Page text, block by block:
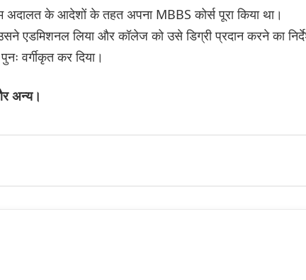
अदालत के आदेशों के तहत अपना MBBS कोर्स पूरा किया था।
एडमिशनल लिया और कॉलेज को उसे डिग्री प्रदान करने का
वर्गीकृत कर दिया।
अन्य।